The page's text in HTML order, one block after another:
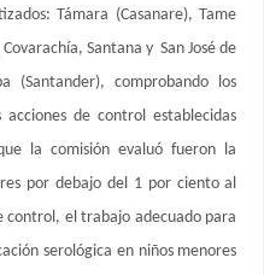
Támara (Casanare), Tame
Santana y San José de
(Santander), comprobando los
de control establecidas
la comisión evaluó fueron la
por debajo del 1 por ciento al
control, el trabajo adecuado para
serológica en niños menores